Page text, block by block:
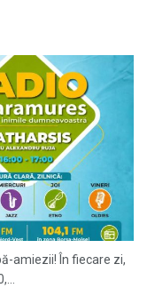
amiezii! În fiecare zi,